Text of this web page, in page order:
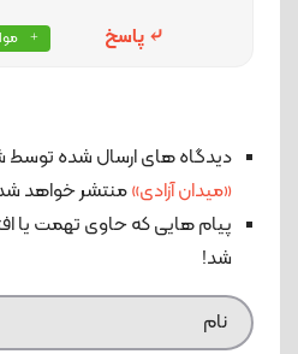
پاسخ
دیدگاه های ارسال شده توسط
«میدان آزادی»منتشر خواهد
پیام هایی که حاوی تهمت یا
شد!